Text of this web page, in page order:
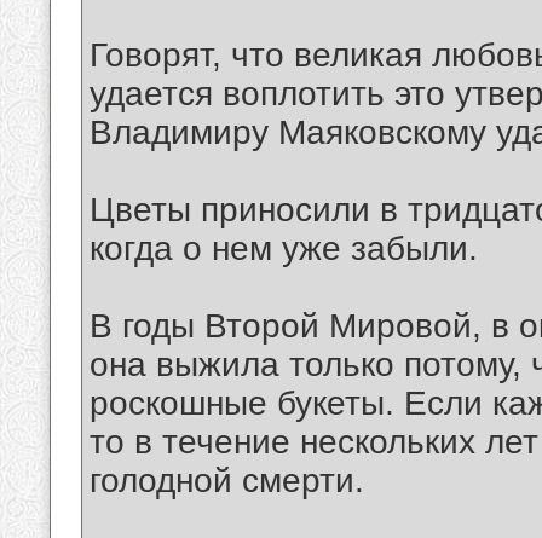
Говорят, что великая
удается воплотить это
Владимиру Маяковскому
Цветы приносили в
когда о нем уже забыли.
В годы Второй Мировой, в
она выжила только потому,
роскошные букеты. Если
то в течение нескольких
голодной смерти.